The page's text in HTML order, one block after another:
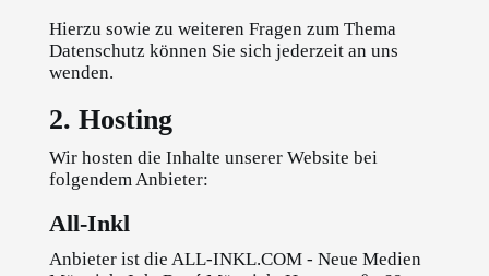
Hierzu sowie zu weiteren Fragen zum Thema
Datenschutz können Sie sich jederzeit an uns
wenden.
2. Hosting
Wir hosten die Inhalte unserer Website bei
folgendem Anbieter:
All-Inkl
Anbieter ist die ALL-INKL.COM - Neue Medien